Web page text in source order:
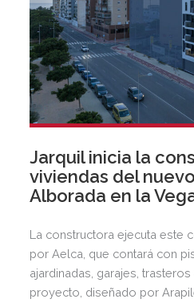
Jarquil inicia la
viviendas del
Alborada en la
La constructora ejecuta
por Aelca, que contará con
ajardinadas, garajes,
proyecto, diseñado por